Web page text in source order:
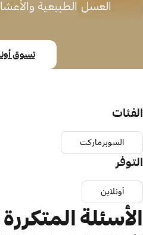
العسل الطبيعية
تسوق
الفئات
السوبرماركت
التوفر
أونلاين
الأسئلة المتكررة